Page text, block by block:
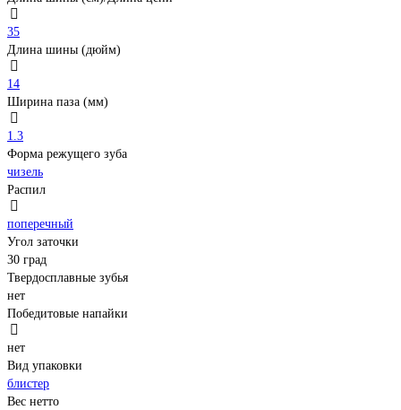
35
Длина шины (дюйм)
14
Ширина паза (мм)
1.3
Форма режущего зуба
чизель
Распил
поперечный
Угол заточки
30 град
Твердосплавные зубья
нет
Победитовые напайки
нет
Вид упаковки
блистер
Вес нетто